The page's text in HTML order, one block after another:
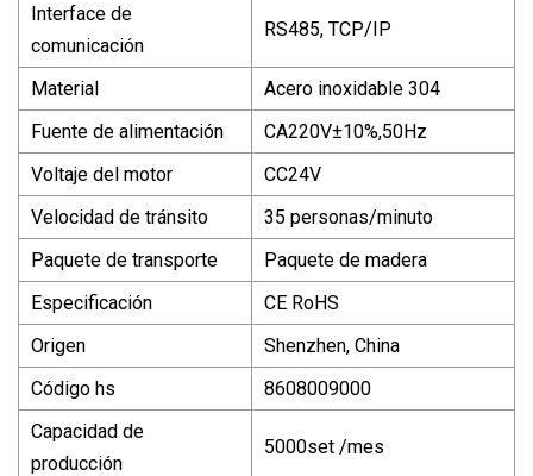
Interface de
comunicación
RS485, TCP/IP
Material
Acero inoxidable 304
Fuente de alimentación
CA220V±10%,50Hz
Voltaje del motor
CC24V
Velocidad de tránsito
35 personas/minuto
Paquete de transporte
Paquete de madera
Especificación
CE RoHS
Origen
Shenzhen, China
Código hs
8608009000
Capacidad de
producción
5000set /mes